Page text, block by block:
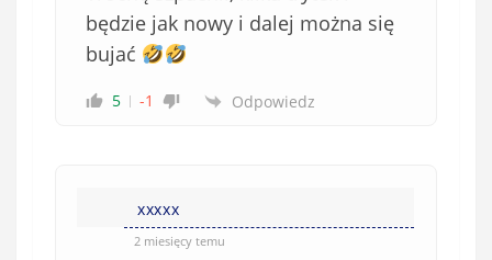
będzie jak nowy i dalej można się
bujać
5 -1 Odpowiedz
xxxxx
2 miesięcy temu